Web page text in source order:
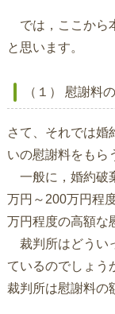
では，ここから
と思います。
（１） 慰謝料
さて、それでは婚
いの慰謝料をもら
一般に，婚約破
万円～200万円程
万円程度の高額な
裁判所はどうい
ているのでしょう
裁判所は慰謝料の